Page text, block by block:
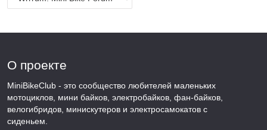
О проекте
MiniBikeClub - это сообщество любителей маленьких
мотоциклов, мини байков, электробайков, фан-байков,
велогибридов, минискутеров и электросамокатов с
сиденьем.